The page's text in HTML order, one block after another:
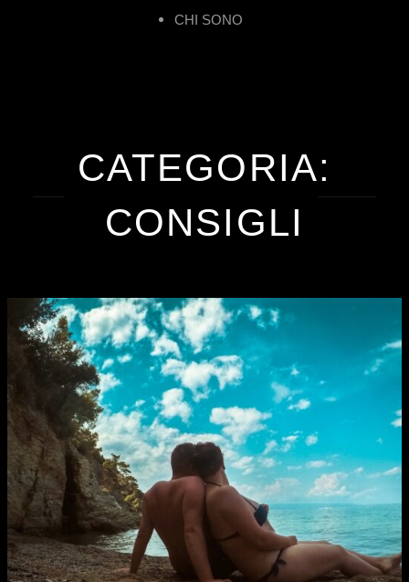
CHI SONO
CATEGORIA:
CONSIGLI